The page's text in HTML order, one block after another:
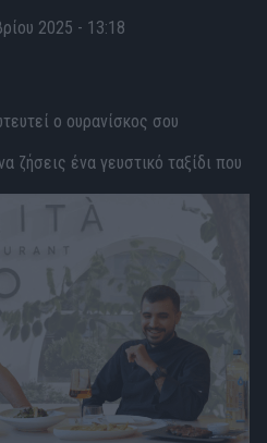
2025 - 13:18
ο ουρανίσκος σου
ζήσεις ένα γευστικό ταξίδι που